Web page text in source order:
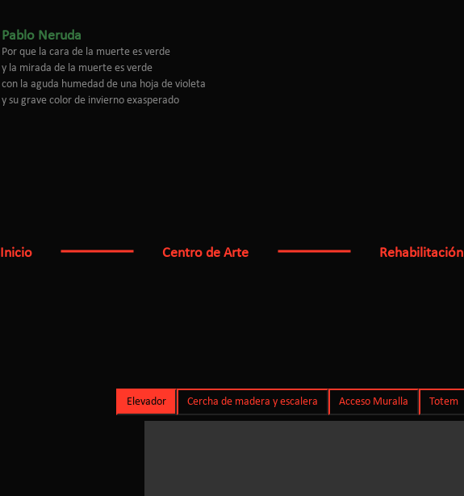
Pablo Neruda
Por que la cara de la muerte es verde
y la mirada de la muerte es verde
con la aguda humedad de una hoja de violeta
y su grave color de invierno exasperado
Inicio Centro de Arte Rehabilitación
Elevador Cercha de madera y escalera Acceso Muralla Totem